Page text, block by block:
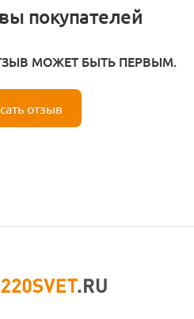
покупателей
МОЖЕТ БЫТЬ ПЕРВЫМ.
отзыв